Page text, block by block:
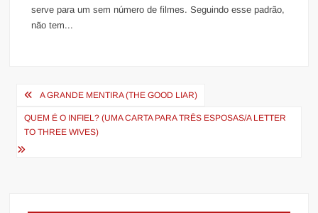
serve para um sem número de filmes. Seguindo esse padrão,
não tem...
Navegação
de
Post
A GRANDE MENTIRA (THE GOOD LIAR)
QUEM É O INFIEL? (UMA CARTA PARA TRÊS ESPOSAS/A LETTER
TO THREE WIVES)